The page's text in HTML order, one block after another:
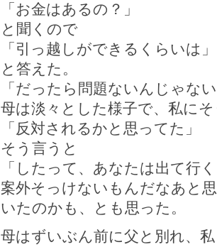
「お金はあるの？」
と聞くので
「引っ越しができるくらいは」
と答えた。
「だったら問題ないんじゃな
母は淡々とした様子で、私に
「反対されるかと思ってた」
そう言うと
「したって、あなたは出て行
案外そっけないもんだなあと
いたのかも、とも思った。
母はずいぶん前に父と別れ、